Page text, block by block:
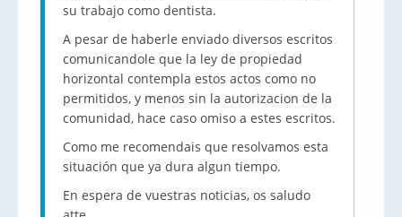
su trabajo como dentista.
A pesar de haberle enviado diversos escritos
comunicandole que la ley de propiedad
horizontal contempla estos actos como no
permitidos, y menos sin la autorizacion de la
comunidad, hace caso omiso a estes escritos.
Como me recomendais que resolvamos esta
situación que ya dura algun tiempo.
En espera de vuestras noticias, os saludo